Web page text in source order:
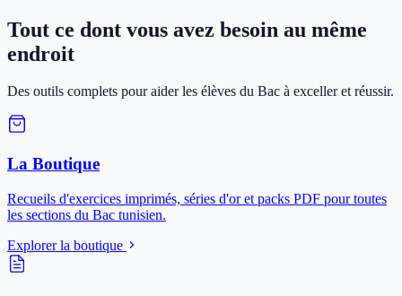
Tout ce dont vous avez besoin au même
endroit
Des outils complets pour aider les élèves du Bac à exceller et réussir.
La Boutique
Recueils d'exercices imprimés, séries d'or et packs PDF pour toutes
les sections du Bac tunisien.
Explorer la boutique